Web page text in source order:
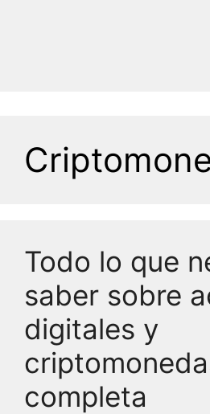
Todo lo que
saber sobre
digitales y
completa